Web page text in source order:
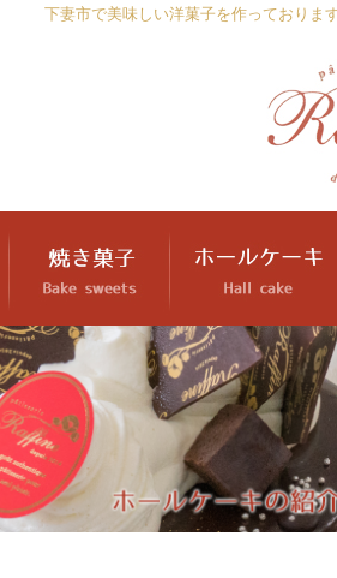
下妻市で美味しい洋菓子を作っておりま